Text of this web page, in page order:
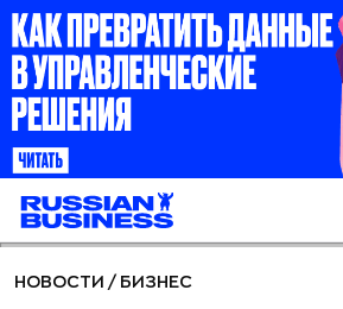
НОВОСТИ / БИЗНЕС